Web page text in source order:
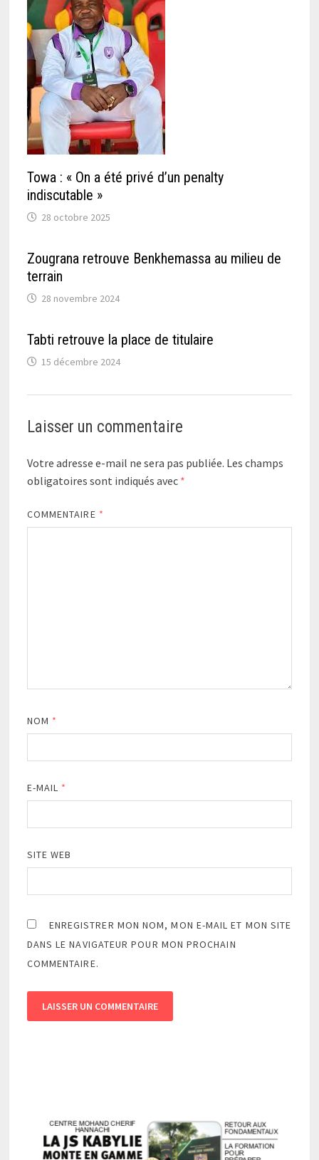
Towa : « On a été privé d’un penalty
indiscutable »
28 octobre 2025
Zougrana retrouve Benkhemassa au milieu de
terrain
28 novembre 2024
Tabti retrouve la place de titulaire
15 décembre 2024
Laisser un commentaire
Votre adresse e-mail ne sera pas publiée. Les champs
obligatoires sont indiqués avec *
COMMENTAIRE *
NOM *
E-MAIL *
SITE WEB
ENREGISTRER MON NOM, MON E-MAIL ET MON SITE
DANS LE NAVIGATEUR POUR MON PROCHAIN
COMMENTAIRE.